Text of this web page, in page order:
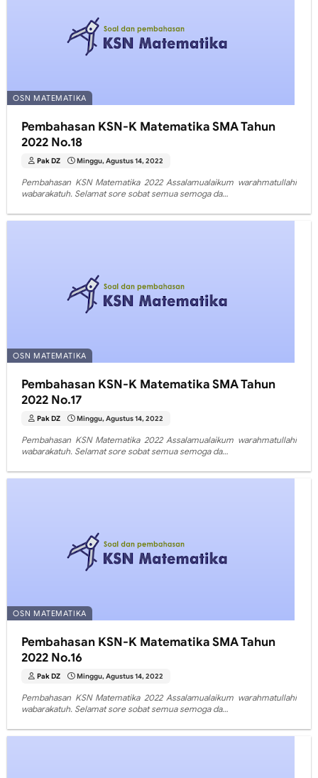
OSN MATEMATIKA
Pembahasan KSN-K Matematika SMA Tahun
2022 No.18
Pak DZ Minggu, Agustus 14, 2022
Pembahasan KSN Matematika 2022 Assalamualaikum warahmatullahi
wabarakatuh. Selamat sore sobat semua semoga da…
OSN MATEMATIKA
Pembahasan KSN-K Matematika SMA Tahun
2022 No.17
Pak DZ Minggu, Agustus 14, 2022
Pembahasan KSN Matematika 2022 Assalamualaikum warahmatullahi
wabarakatuh. Selamat sore sobat semua semoga da…
OSN MATEMATIKA
Pembahasan KSN-K Matematika SMA Tahun
2022 No.16
Pak DZ Minggu, Agustus 14, 2022
Pembahasan KSN Matematika 2022 Assalamualaikum warahmatullahi
wabarakatuh. Selamat sore sobat semua semoga da…